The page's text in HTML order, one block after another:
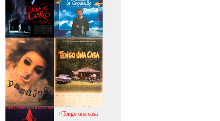
>El espinazo del
diablo
>A trabajar!
>Pasajes >Tengo una casa